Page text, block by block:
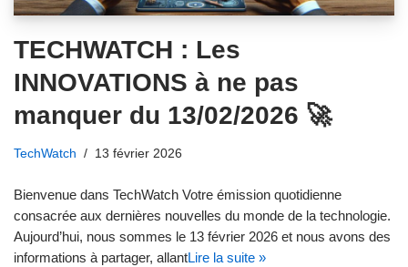
TECHWATCH : Les
INNOVATIONS à ne pas
manquer du 13/02/2026 🚀
TechWatch 13 février 2026
Bienvenue dans TechWatch Votre émission quotidienne
consacrée aux dernières nouvelles du monde de la technologie.
Aujourd’hui, nous sommes le 13 février 2026 et nous avons des
informations à partager, allantLire la suite »